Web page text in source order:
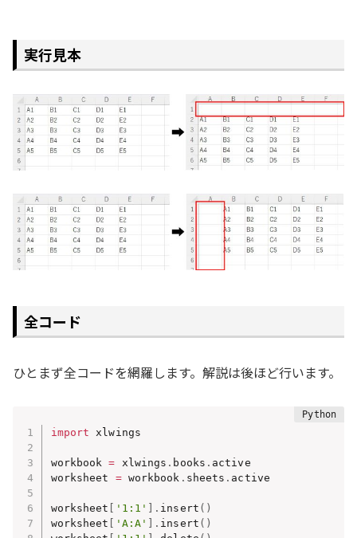
実行見本
全コード
ひとまず全コードを網羅します。解説は後ほど行います。
import xlwings
workbook = xlwings . books . active
worksheet = workbook . sheets . active
worksheet [ '1:1' ] . insert ( )
worksheet [ 'A:A' ] . insert ( )